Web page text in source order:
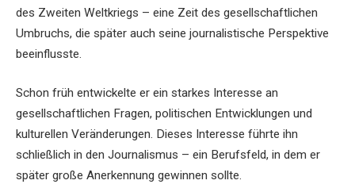
des Zweiten Weltkriegs – eine Zeit des gesellschaftlichen
Umbruchs, die später auch seine journalistische Perspektive
beeinflusste.
Schon früh entwickelte er ein starkes Interesse an
gesellschaftlichen Fragen, politischen Entwicklungen und
kulturellen Veränderungen. Dieses Interesse führte ihn
schließlich in den Journalismus – ein Berufsfeld, in dem er
später große Anerkennung gewinnen sollte.